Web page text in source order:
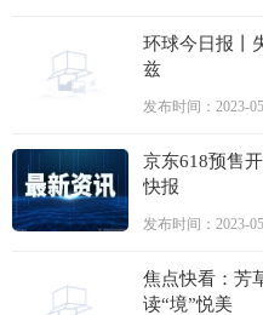
环球今日报丨
兹
发布时间：2023-
京东618预售
快报
发布时间：2023-
焦点快看：芳
读“境”悦美